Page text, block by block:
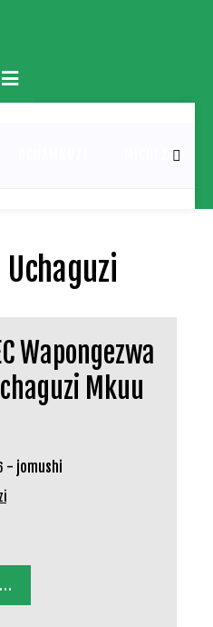
Primary
Menu
MICHEZO
Wapongezwa
Mkuu
- jomushi